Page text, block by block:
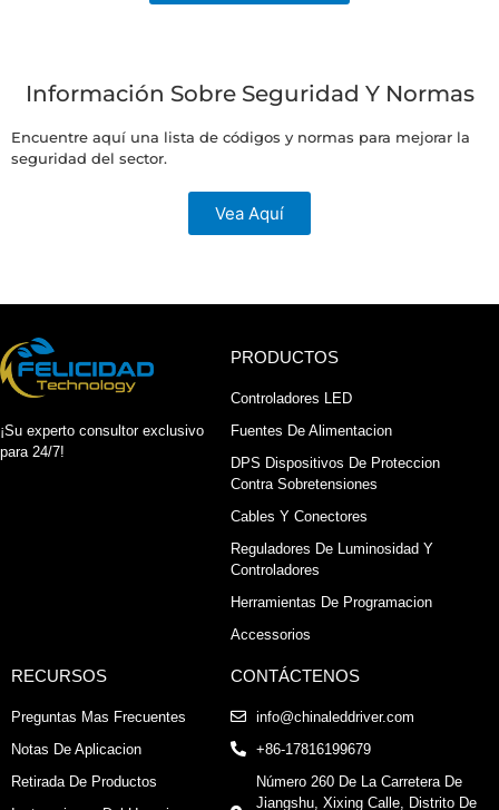
Información Sobre Seguridad Y Normas
Encuentre aquí una lista de códigos y normas para mejorar la
seguridad del sector.
Vea Aquí
¡Su experto consultor exclusivo
para 24/7!
PRODUCTOS
Controladores LED
Fuentes De Alimentacion
DPS Dispositivos De Proteccion
Contra Sobretensiones
Cables Y Conectores
Reguladores De Luminosidad Y
Controladores
Herramientas De Programacion
Accessorios
RECURSOS
Preguntas Mas Frecuentes
Notas De Aplicacion
Retirada De Productos
CONTÁCTENOS
info@chinaleddriver.com
+86-17816199679
Número 260 De La Carretera De
Jiangshu, Xixing Calle, Distrito De